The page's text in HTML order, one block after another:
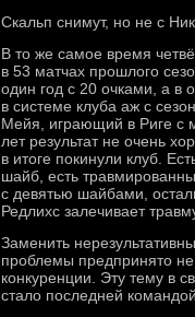
Скальп снимут, но не с
В то же самое время
в 53 матчах прошлого
один год с 20 очками, а в
в системе клуба аж с
Мейя, играющий в Риге с
лет результат не очень
в итоге покинули клуб.
шайб, есть
с девятью шайбами,
Редлихс залечивает
Заменить
проблемы предпринято
конкуренции. Эту тему в
стало последней